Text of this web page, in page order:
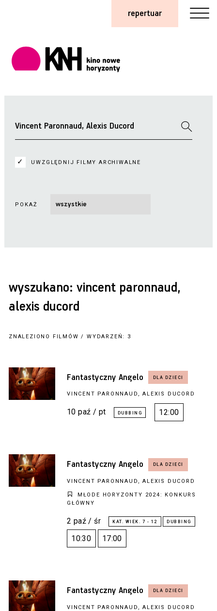
repertuar
UWZGLĘDNIJ FILMY ARCHIWALNE
POKAŻ
wyszukano: vincent paronnaud,
alexis ducord
ZNALEZIONO FILMÓW / WYDARZEŃ: 3
Fantastyczny Angelo
VINCENT PARONNAUD, ALEXIS DUCORD
10 paź / pt 12:00
Fantastyczny Angelo
VINCENT PARONNAUD, ALEXIS DUCORD
MŁODE HORYZONTY 2024: KONKURS
GŁÓWNY
2 paź / śr
10:30
17:00
Fantastyczny Angelo
VINCENT PARONNAUD, ALEXIS DUCORD